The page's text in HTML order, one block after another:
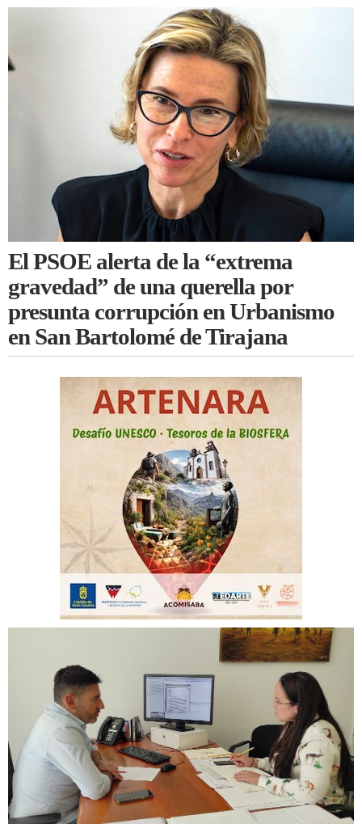
El PSOE alerta de la “extrema
gravedad” de una querella por
presunta corrupción en Urbanismo
en San Bartolomé de Tirajana